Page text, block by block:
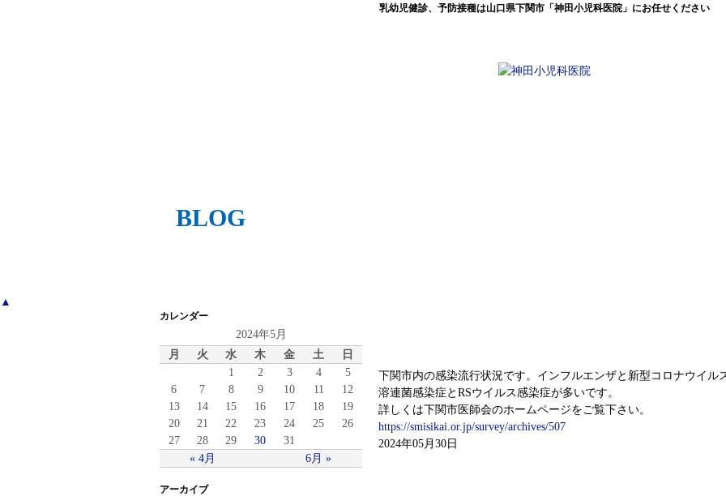
乳幼児健診、予防接種は山口県下関市「神田小児科医院」にお任せください
BLOG
▲
下関市内の感染流行状況です。インフルエンザと新型コロナウイル
溶連菌感染症とRSウイルス感染症が多いです。
詳しくは下関市医師会のホームページをご覧下さい。
https://smisikai.or.jp/survey/archives/507
2024年05月30日
カレンダー
2024年5月
月
火 水 木 金 土 日
« 4月 6月 »
1 2 3 4
5
6
7 8 9 10 11
12
13
14 15 16 17 18
19
20
21 22 23 24 25
26
27
28 29 30 31
アーカイブ